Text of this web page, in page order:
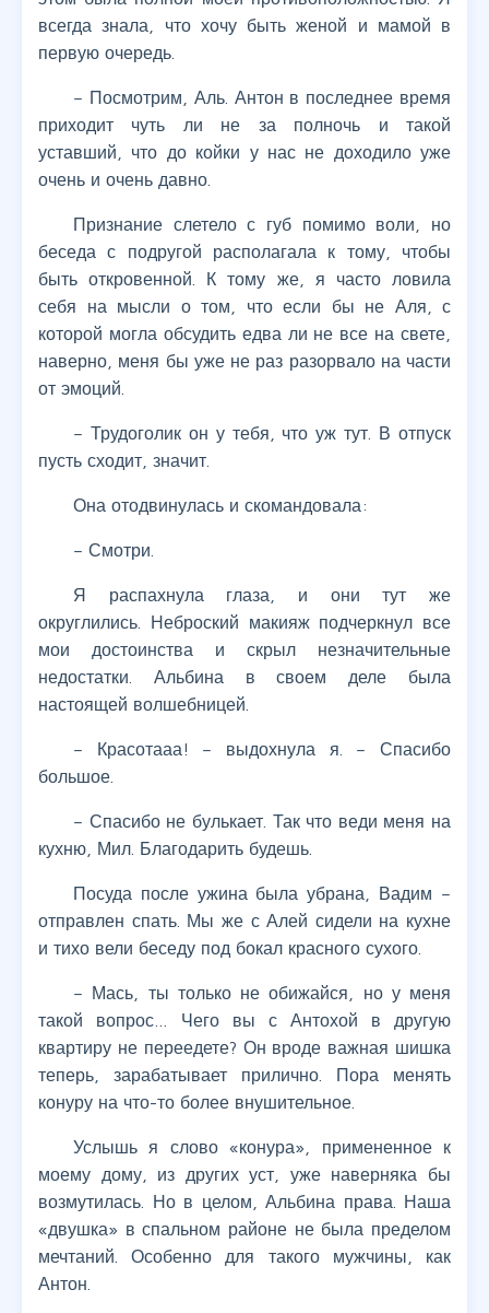
всегда знала, что хочу быть женой и мамой в
первую очередь.
– Посмотрим, Аль. Антон в последнее время
приходит чуть ли не за полночь и такой
уставший, что до койки у нас не доходило уже
очень и очень давно.
Признание слетело с губ помимо воли, но
беседа с подругой располагала к тому, чтобы
быть откровенной. К тому же, я часто ловила
себя на мысли о том, что если бы не Аля, с
которой могла обсудить едва ли не все на свете,
наверно, меня бы уже не раз разорвало на части
от эмоций.
– Трудоголик он у тебя, что уж тут. В отпуск
пусть сходит, значит.
Она отодвинулась и скомандовала:
– Смотри.
Я распахнула глаза, и они тут же
округлились. Неброский макияж подчеркнул все
мои достоинства и скрыл незначительные
недостатки. Альбина в своем деле была
настоящей волшебницей.
– Красотааа! – выдохнула я. – Спасибо
большое.
– Спасибо не булькает. Так что веди меня на
кухню, Мил. Благодарить будешь.
Посуда после ужина была убрана, Вадим –
отправлен спать. Мы же с Алей сидели на кухне
и тихо вели беседу под бокал красного сухого.
– Мась, ты только не обижайся, но у меня
такой вопрос… Чего вы с Антохой в другую
квартиру не переедете? Он вроде важная шишка
теперь, зарабатывает прилично. Пора менять
конуру на что-то более внушительное.
Услышь я слово «конура», примененное к
моему дому, из других уст, уже наверняка бы
возмутилась. Но в целом, Альбина права. Наша
«двушка» в спальном районе не была пределом
мечтаний. Особенно для такого мужчины, как
Антон.